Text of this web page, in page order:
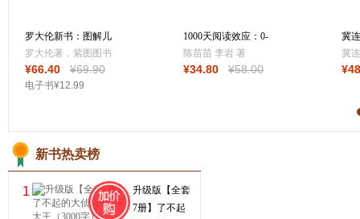
罗大伦新书：图解儿
童舌诊（随书附
罗大伦著，紫图图书
出品
¥66.40 ¥69.90
电子书¥12.99
1000天阅读效应：0-
3岁阅读启蒙及
陈苗苗 李岩 著
¥34.80 ¥58.00
冀
手册
冀
¥48
新书热卖榜
1
升级版【全套
7册】了不起